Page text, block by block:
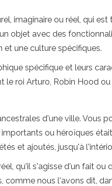
imaginaire ou réel, qui
objet avec des
une culture spécifiques.
spécifique et leurs
le roi Arturo, Robin Hood
d'une ville. Vous
ou héroïques
et ajoutés, jusqu'à
qu'il s'agisse d'un fait ou
comme nous l'avons dit,